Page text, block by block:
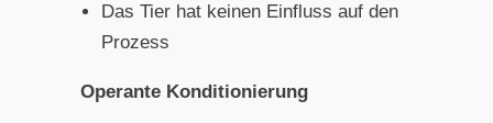
Das Tier hat keinen Einfluss auf den
Prozess
Operante Konditionierung